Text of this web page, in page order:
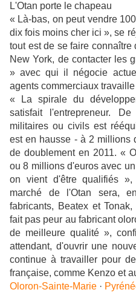
L'Otan porte le chapeau
« Là-bas, on peut vendre
dix fois moins cher ici », se
tout est de se faire
New York, de contacter les
» avec qui il négocie
agents commerciaux
« La spirale du
satisfait l'entrepreneur.
militaires ou civils est
est en hausse - à 2 millions
de doublement en 2011. «
ou 8 millions d'euros avec
on vient d'être qualifiés
marché de l'Otan sera,
fabricants, Beatex et
fait pas peur au fabricant
de meilleure qualité »,
attendant, d'ouvrir une
continue à travailler pour
française, comme Kenzo et
Oloron-Sainte-Marie ·